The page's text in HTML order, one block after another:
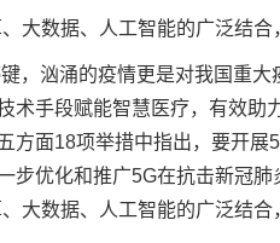
大数据、人工智能的广泛结
，汹涌的疫情更是对我国重
手段赋能智慧医疗，有效助
方面18项举措中指出，要开
优化和推广5G在抗击新冠
大数据、人工智能的广泛结